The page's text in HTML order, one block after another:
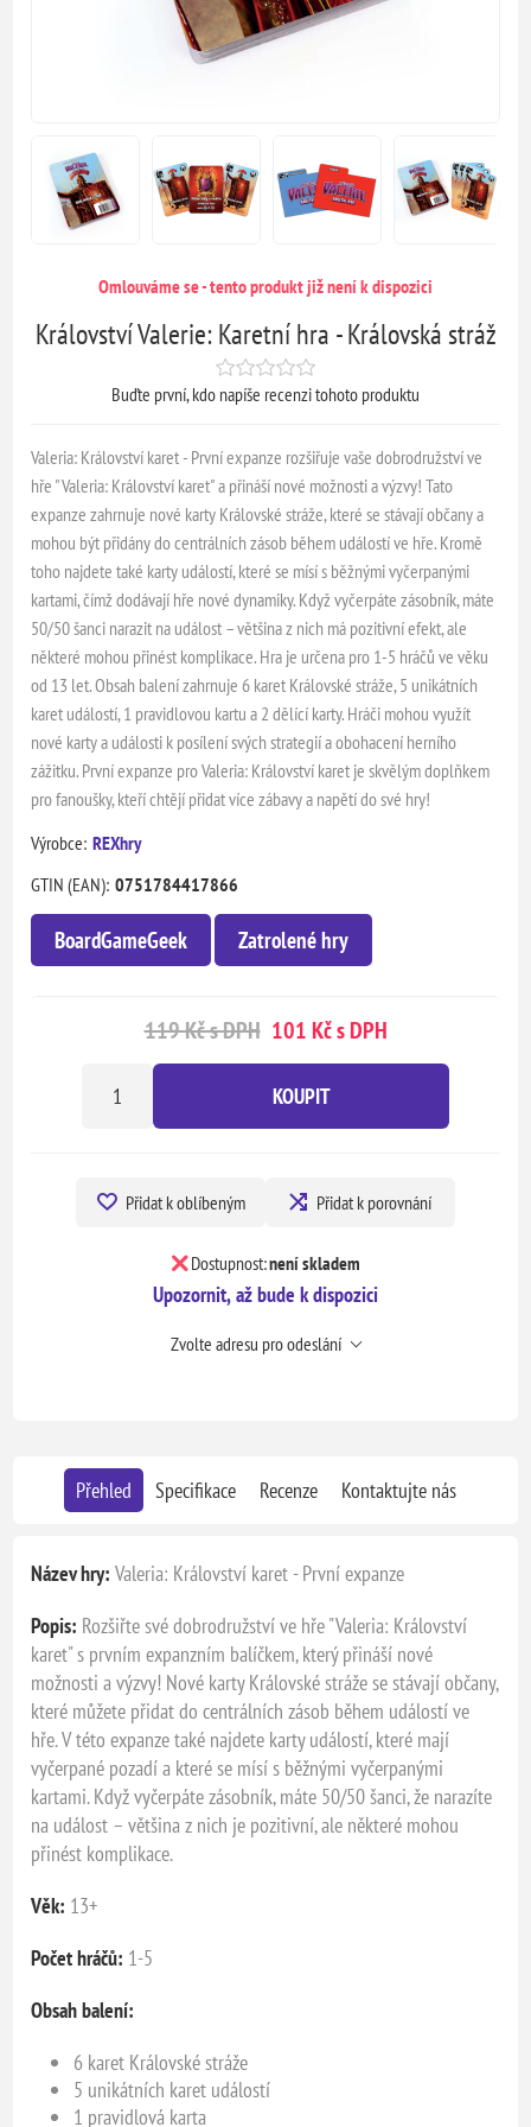
Omlouváme se - tento produkt již není k dispozici
Království Valerie: Karetní hra - Královská stráž
Buďte první, kdo napíše recenzi tohoto produktu
Valeria: Království karet - První expanze rozšiřuje vaše dobrodružství ve
hře "Valeria: Království karet" a přináší nové možnosti a výzvy! Tato
expanze zahrnuje nové karty Královské stráže, které se stávají občany a
mohou být přidány do centrálních zásob během událostí ve hře. Kromě
toho najdete také karty událostí, které se mísí s běžnými vyčerpanými
kartami, čímž dodávají hře nové dynamiky. Když vyčerpáte zásobník, máte
50/50 šanci narazit na událost – většina z nich má pozitivní efekt, ale
některé mohou přinést komplikace. Hra je určena pro 1-5 hráčů ve věku
od 13 let. Obsah balení zahrnuje 6 karet Královské stráže, 5 unikátních
karet událostí, 1 pravidlovou kartu a 2 dělící karty. Hráči mohou využít
nové karty a události k posílení svých strategií a obohacení herního
zážitku. První expanze pro Valeria: Království karet je skvělým doplňkem
pro fanoušky, kteří chtějí přidat více zábavy a napětí do své hry!
Výrobce: REXhry
GTIN (EAN): 0751784417866
BoardGameGeek Zatrolené hry
119 Kč s DPH 101 Kč s DPH
KOUPIT
Přidat k oblíbeným Přidat k porovnání
Dostupnost:není skladem
Upozornit, až bude k dispozici
Zvolte adresu pro odeslání
Přehled Specifikace Recenze Kontaktujte nás
Název hry: Valeria: Království karet - První expanze
Popis: Rozšiřte své dobrodružství ve hře "Valeria: Království
karet" s prvním expanzním balíčkem, který přináší nové
možnosti a výzvy! Nové karty Královské stráže se stávají občany,
které můžete přidat do centrálních zásob během událostí ve
hře. V této expanze také najdete karty událostí, které mají
vyčerpané pozadí a které se mísí s běžnými vyčerpanými
kartami. Když vyčerpáte zásobník, máte 50/50 šanci, že narazíte
na událost – většina z nich je pozitivní, ale některé mohou
přinést komplikace.
Věk: 13+
Počet hráčů: 1-5
Obsah balení:
6 karet Královské stráže
5 unikátních karet událostí
1 pravidlová karta